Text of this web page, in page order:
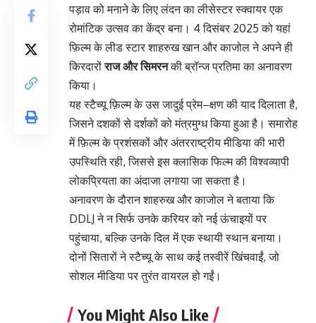
पड़ाव को मनाने के लिए लंदन का लीसेस्टर स्क्वायर एक
रोमांटिक उत्सव का केंद्र बना। 4 दिसंबर 2025 को यहां
फ़िल्म के लीड स्टार शाहरुख खान और काजोल ने अपने ही
किरदारोंराज और सिमरनकी ब्रॉन्ज प्रतिमा का अनावरण
किया।
यह स्टैच्यू फ़िल्म के उस जादुई प्रेम–क्षण की याद दिलाता है,
जिसने दशकों से दर्शकों को मंत्रमुग्ध किया हुआ है। समारोह
में फ़िल्म के प्रशंसकों और अंतरराष्ट्रीय मीडिया की भारी
उपस्थिति रही, जिससे इस क्लासिक फिल्म की विश्वव्यापी
लोकप्रियता का अंदाजा लगाया जा सकता है।
अनावरण के दौरान शाहरुख और काजोल ने बताया कि
DDLJ ने न सिर्फ उनके करियर को नई ऊंचाइयों पर
पहुंचाया, बल्कि उनके दिल में एक स्थायी स्थान बनाया।
दोनों सितारों ने स्टैच्यू के साथ कई तस्वीरें खिंचवाईं, जो
सोशल मीडिया पर तुरंत वायरल हो गईं।
You Might Also Like